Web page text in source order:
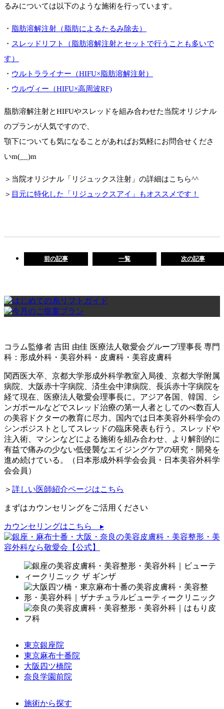
るみについては以下のような施術を行っています。
・ 脂肪溶解注射（脂肪によるたるみ除去）
・ スレッドリフト（脂肪溶解注射とセットで行うことも多いで
す）
・ ウルトラライナー（HIFU×脂肪溶解注射）
・ ウルヴィー（HIFU×高周波RF)
脂肪溶解注射とHIFUやスレッドを組み合わせた当院オリジナル
のプランが人気ですので、
顎下についても気になることがあればお気軽にお問合せくださ
いm(__)m
＞当院オリジナル「リジュックス注射」の詳細はこちら^^
＞ 目元に特化した「リジュックスアイ」もオススメです！
前の記事 一覧 次の記事
コラム監修者 吉田 由佳 医療法人敬愛会グループ理事長 専門
科：形成外科・美容外科・皮膚科・美容皮膚科
関西医大卒、京都大学形成外科学教室入局後、京都大学附属
病院、大阪赤十字病院、済生会中津病院、長浜赤十字病院を
経て現在、医療法人敬愛会理事長に。アジア各国、韓国、シ
ンガポールなどでスレッド治療の第一人者としてのべ数百人
の美容ドクターの教育に尽力。国内では日本美容外科学会の
シンポジストとしてスレッドの臨床発表も行う。スレッドや
注入術、マシンなどによる施術を組み合わせ、より解剖的に
有益で痛みの少ない低侵襲なエイジングケアの研究・開発を
進め続けている。（日本形成外科学会会員・日本美容外科学
会会員）
＞ 詳しい医師紹介ページはこちら
まずはカウンセリングをご活用ください
カウンセリングはこちら ▸
東京銀座院
東京麻布十番院
大阪四ツ橋院
奈良学園前院
施術から探す